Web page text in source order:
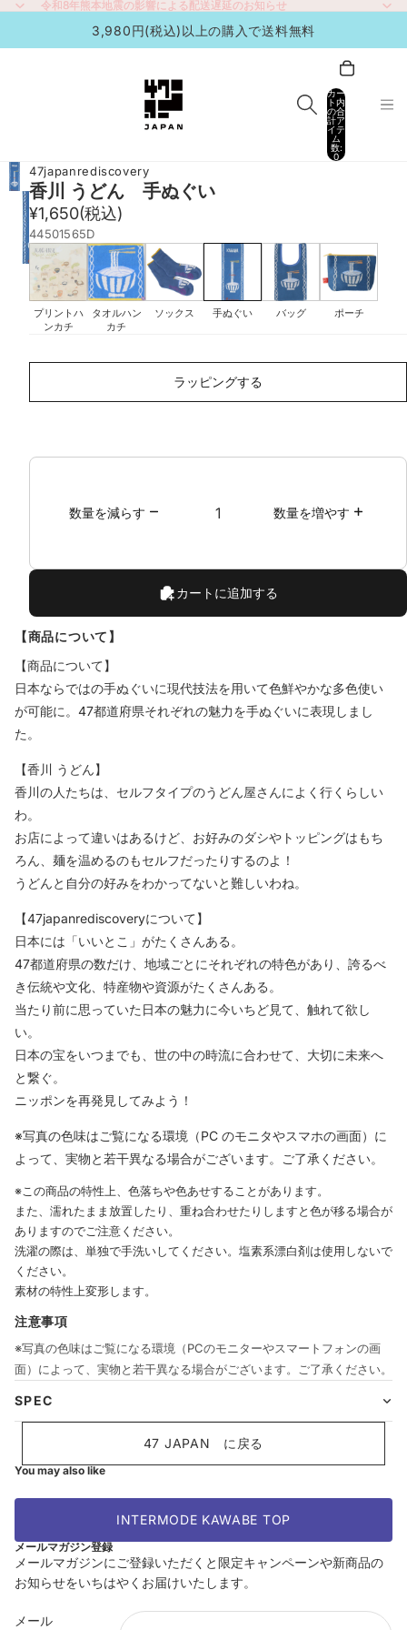
令和8年熊本地震の影響による配送遅延のお知らせ
令和8年熊本地震の影響による配送遅延のお知らせ
3,980円(税込)以上の購入で送料無料
カー
ト内
の合
計ア
イテ
ム
数:
0
47japanrediscovery
香川 うどん 手ぬぐい
¥1,650(税込)
44501565D
プリントハ
ンカチ
タオルハン
カチ
ソックス 手ぬぐい バッグ ポーチ
ッ
ン
希
か？
ラッピングする
数量を減らす 数量を増やす
カートに追加する
【商品について】
【商品について】
日本ならではの手ぬぐいに現代技法を用いて色鮮やかな多色使い
が可能に。47都道府県それぞれの魅力を手ぬぐいに表現しまし
た。
【香川 うどん】
香川の人たちは、セルフタイプのうどん屋さんによく行くらしい
わ。
お店によって違いはあるけど、お好みのダシやトッピングはもち
ろん、麺を温めるのもセルフだったりするのよ！
うどんと自分の好みをわかってないと難しいわね。
【47japanrediscoveryについて】
日本には「いいとこ」がたくさんある。
47都道府県の数だけ、地域ごとにそれぞれの特色があり、誇るべ
き伝統や文化、特産物や資源がたくさんある。
当たり前に思っていた日本の魅力に今いちど見て、触れて欲し
い。
日本の宝をいつまでも、世の中の時流に合わせて、大切に未来へ
と繋ぐ。
ニッポンを再発見してみよう！
※写真の色味はご覧になる環境（PC のモニタやスマホの画面）に
よって、実物と若干異なる場合がございます。ご了承ください。
※この商品の特性上、色落ちや色あせすることがあります。
また、濡れたまま放置したり、重ね合わせたりしますと色が移る場合が
ありますのでご注意ください。
洗濯の際は、単独で手洗いしてください。塩素系漂白剤は使用しないで
ください。
素材の特性上変形します。
注意事項
※写真の色味はご覧になる環境（PCのモニターやスマートフォンの画
面）によって、実物と若干異なる場合がございます。ご了承ください。
SPEC
47 JAPAN に戻る
You may also like
INTERMODE KAWABE TOP
メールマガジン登録
メールマガジンにご登録いただくと限定キャンペーンや新商品の
お知らせをいちはやくお届けいたします。
メール